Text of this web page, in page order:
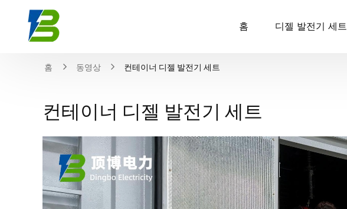
홈 디젤 발전기 세트
홈 동영상 컨테이너 디젤 발전기 세트
컨테이너 디젤 발전기 세트